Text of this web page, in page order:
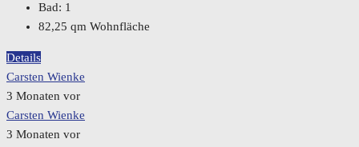
Bad: 1
82,25 qm Wohnfläche
Details
Carsten Wienke
3 Monaten vor
Carsten Wienke
3 Monaten vor